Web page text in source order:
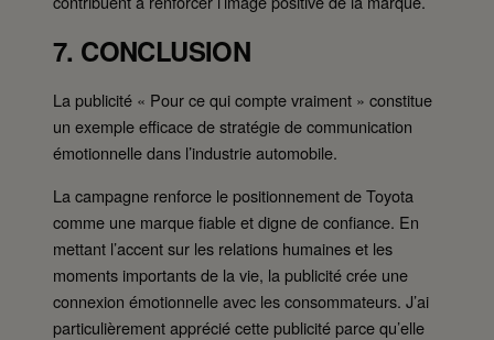
7. CONCLUSION
La publicité « Pour ce qui compte vraiment » constitue
un exemple efficace de stratégie de communication
émotionnelle dans l’industrie automobile.
La campagne renforce le positionnement de Toyota
comme une marque fiable et digne de confiance. En
mettant l’accent sur les relations humaines et les
moments importants de la vie, la publicité crée une
connexion émotionnelle avec les consommateurs. J’ai
particulièrement apprécié cette publicité parce qu’elle